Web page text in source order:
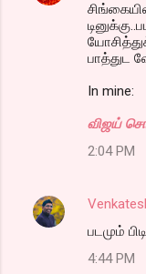
பாத்துட
In mine:
விஜய்
2:04 PM
படமும்
4:44 PM